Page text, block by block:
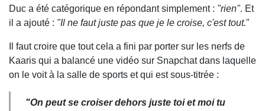
Duc a été catégorique en répondant simplement : "rien". Et
il a ajouté : "Il ne faut juste pas que je le croise, c'est tout."
Il faut croire que tout cela a fini par porter sur les nerfs de
Kaaris qui a balancé une vidéo sur Snapchat dans laquelle
on le voit à la salle de sports et qui est sous-titrée :
"On peut se croiser dehors juste toi et moi tu